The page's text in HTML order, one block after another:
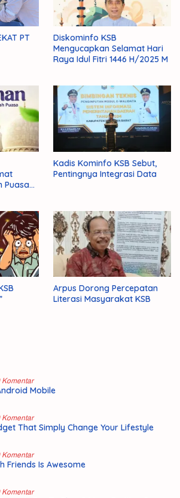
PT
Diskominfo KSB
Mengucapkan Selamat Hari
Raya Idul Fitri 1446 H/2025 M
Puasa
Kadis Kominfo KSB Sebut,
Pentingnya Integrasi Data
Arpus Dorong Percepatan
Literasi Masyarakat KSB
Komentar
Mobile
Komentar
That Simply Change Your Lifestyle
Komentar
Friends Is Awesome
Komentar